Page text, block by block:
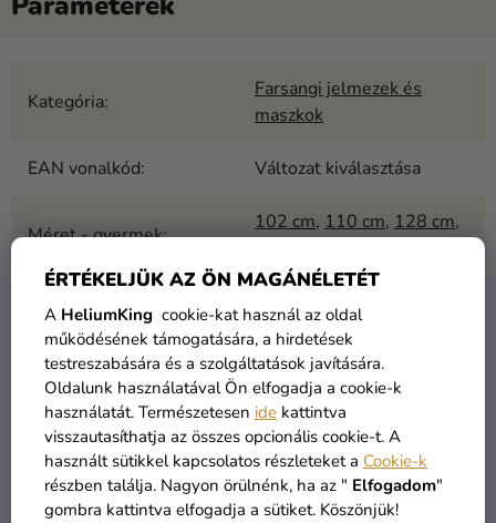
ÉRTÉKELJÜK AZ ÖN MAGÁNÉLETÉT
A HeliumKing cookie-kat használ az oldal
működésének támogatására, a hirdetések
testreszabására és a szolgáltatások javítására.
Oldalunk használatával Ön elfogadja a cookie-k
használatát. Természetesen ide kattintva
visszautasíthatja az összes opcionális cookie-t. A
használt sütikkel kapcsolatos részleteket a Cookie-k
részben találja. Nagyon örülnénk, ha az " Elfogadom"
gombra kattintva elfogadja a sütiket. Köszönjük!
Kategória:
Farsangi jelmezek és
maszkok
EAN vonalkód: Változat kiválasztása
Méret - gyermek:
102 cm, 110 cm, 128 cm,
Lány
Témák: Állatok
Ki számára: Gyermek
TOP: Jelmezek és maszkok